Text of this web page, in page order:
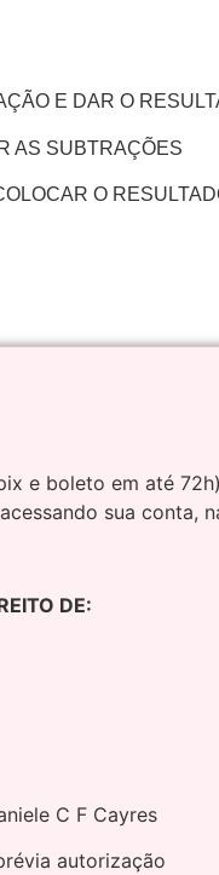
E DAR O
AS SUBTRAÇÕES
O
e boleto em até
sua conta,
DE:
C F Cayres
autorização